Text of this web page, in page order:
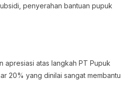
penyerahan bantuan pupuk
apresiasi atas langkah PT Pupuk
20% yang dinilai sangat membantu